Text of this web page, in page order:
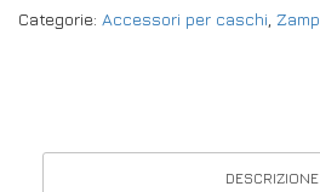
Categorie: Accessori per caschi Zamp
DESCRIZIONE